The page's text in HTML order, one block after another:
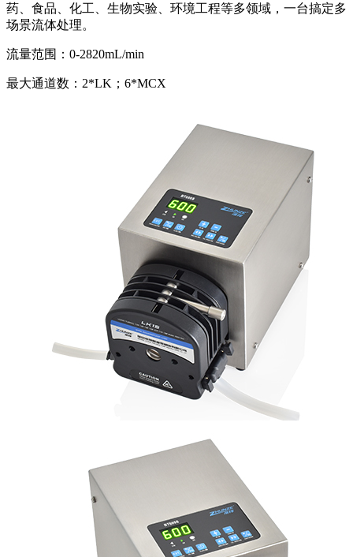
药、食品、化工、生物实验、环境工程等多领域，一台搞定多
场景流体处理。
流量范围：0-2820mL/min
最大通道数：2*LK；6*MCX